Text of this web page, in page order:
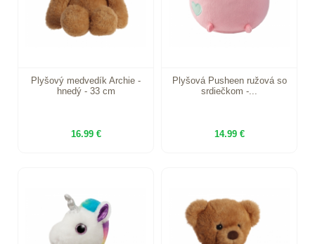
Plyšový medvedík Archie -
hnedý - 33 cm
16.99 €
Plyšová Pusheen ružová so
srdiečkom -...
14.99 €